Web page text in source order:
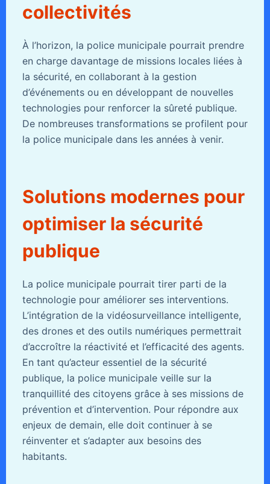
collectivités
À l’horizon, la police municipale pourrait prendre
en charge davantage de missions locales liées à
la sécurité, en collaborant à la gestion
d’événements ou en développant de nouvelles
technologies pour renforcer la sûreté publique.
De nombreuses transformations se profilent pour
la police municipale dans les années à venir.
Solutions modernes pour
optimiser la sécurité
publique
La police municipale pourrait tirer parti de la
technologie pour améliorer ses interventions.
L’intégration de la vidéosurveillance intelligente,
des drones et des outils numériques permettrait
d’accroître la réactivité et l’efficacité des agents.
En tant qu’acteur essentiel de la sécurité
publique, la police municipale veille sur la
tranquillité des citoyens grâce à ses missions de
prévention et d’intervention. Pour répondre aux
enjeux de demain, elle doit continuer à se
réinventer et s’adapter aux besoins des
habitants.